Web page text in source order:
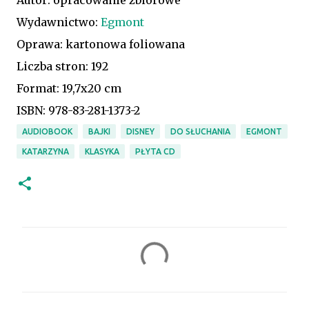
Wydawnictwo: Egmont
Oprawa: kartonowa foliowana
Liczba stron: 192
Format: 19,7x20 cm
ISBN: 978-83-281-1373-2
AUDIOBOOK BAJKI DISNEY DO SŁUCHANIA EGMONT
KATARZYNA KLASYKA PŁYTA CD